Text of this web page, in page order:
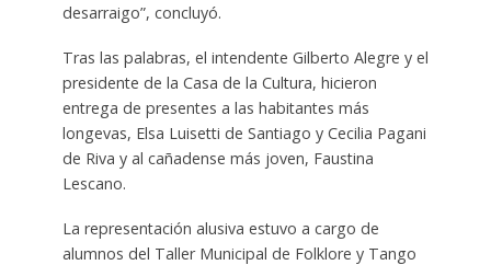
desarraigo”, concluyó.
Tras las palabras, el intendente Gilberto Alegre y el
presidente de la Casa de la Cultura, hicieron
entrega de presentes a las habitantes más
longevas, Elsa Luisetti de Santiago y Cecilia Pagani
de Riva y al cañadense más joven, Faustina
Lescano.
La representación alusiva estuvo a cargo de
alumnos del Taller Municipal de Folklore y Tango